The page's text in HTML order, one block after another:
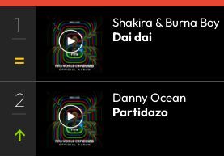
1
Shakira & Burna Boy
Dai dai
2
Danny Ocean
Partidazo